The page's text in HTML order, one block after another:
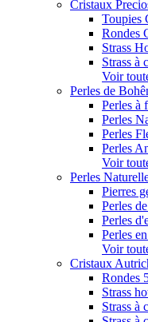
Cristaux
Toupies
Rondes
Strass
Strass à
Voir
Perles de
Perles à
Perles
Perles
Perles
Voir
Perles
Pierres
Perles
Perles
Perles
Voir
Cristaux
Rondes
Strass
Strass à